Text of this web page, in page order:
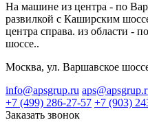
На машине из центра - по
развилкой с Каширским
центра справа. из области -
шоссе..
Москва, ул. Варшавское
info@apsgrup.ru
+7 (499) 286-27-57 +7 (903)
Заказать звонок